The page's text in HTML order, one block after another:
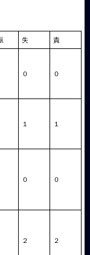
失 責
０ ０
１ １
０ ０
２ ２